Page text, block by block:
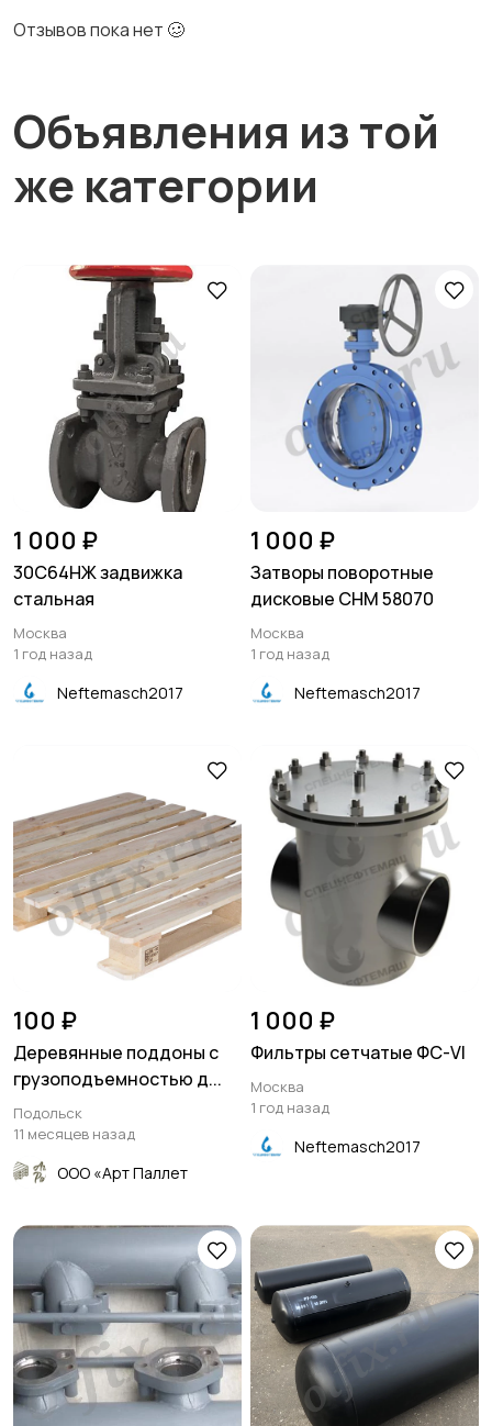
Отзывов пока нет 🥴
Объявления из той
же категории
1 000 ₽
30С64НЖ задвижка
стальная
Москва
1 год назад
Neftemasch2017
1 000 ₽
Затворы поворотные
дисковые СНМ 58070
Москва
1 год назад
Neftemasch2017
100 ₽
Деревянные поддоны с
грузоподъемностью д...
Подольск
11 месяцев назад
ООО «Арт Паллет
1 000 ₽
Фильтры сетчатые ФС-VI
Москва
1 год назад
Neftemasch2017